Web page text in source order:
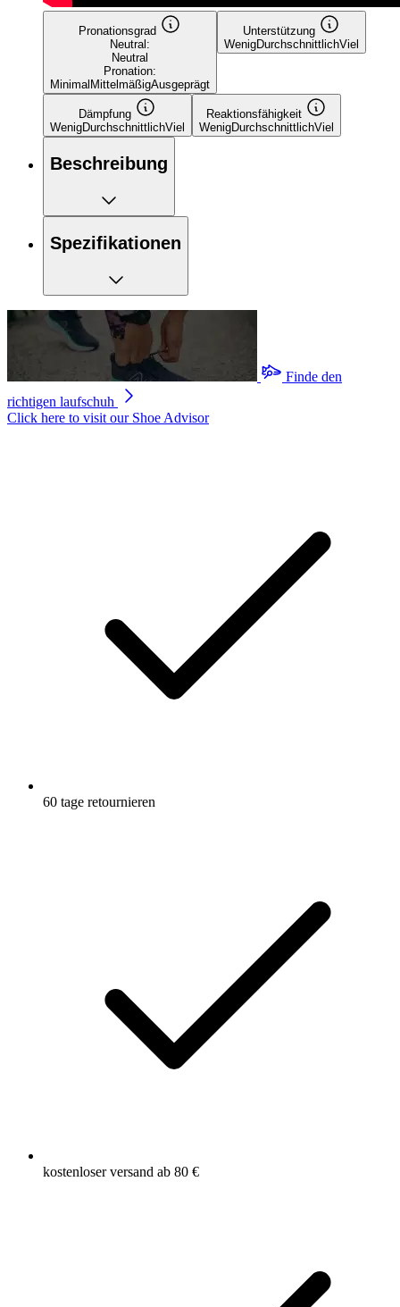
Pronationsgrad
Neutral:
Neutral
Pronation:
MinimalMittelmäßigAusgeprägt
Unterstützung
WenigDurchschnittlichViel
Dämpfung
WenigDurchschnittlichViel
Reaktionsfähigkeit
WenigDurchschnittlichViel
Beschreibung
Spezifikationen
Finde den
richtigen laufschuh
Click here to visit our Shoe Advisor
60 tage retournieren
kostenloser versand ab 80 €